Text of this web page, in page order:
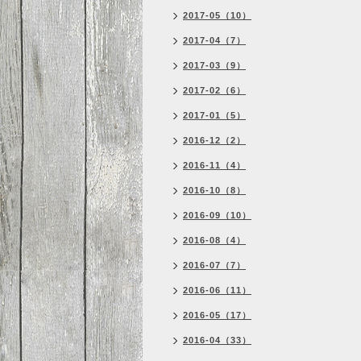
2017-05（10）
2017-04（7）
2017-03（9）
2017-02（6）
2017-01（5）
2016-12（2）
2016-11（4）
2016-10（8）
2016-09（10）
2016-08（4）
2016-07（7）
2016-06（11）
2016-05（17）
2016-04（33）